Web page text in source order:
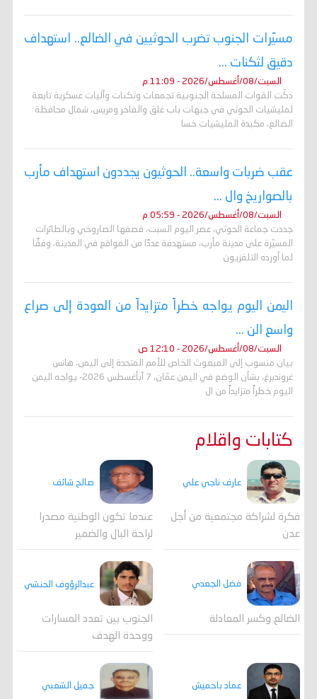
مسيّرات الجنوب تضرب الحوثيين في الضالع.. استهداف
دقيق لثكنات ...
السبت/08/أغسطس/2026 - 11:09 م
دكّت القوات المسلحة الجنوبية تجمعات وثكنات وآليات عسكرية تابعة
لمليشيات الحوثي في جبهات باب غلق والفاخر ومريس، شمال محافظة
الضالع، مكبدة المليشيات خسا
عقب ضربات واسعة.. الحوثيون يجددون استهداف مأرب
بالصواريخ وال ...
السبت/08/أغسطس/2026 - 05:59 م
جددت جماعة الحوثي، عصر اليوم السبت، قصفها الصاروخي وبالطائرات
المسيّرة على مدينة مأرب، مستهدفة عددًا من المواقع في المدينة، وفقًا
لما أورده التلفزيون
اليمن اليوم يواجه خطراً متزايداً من العودة إلى صراع
واسع الن ...
السبت/08/أغسطس/2026 - 12:10 ص
بيان منسوب إلى المبعوث الخاص للأمم المتحدة إلى اليمن، هانس
غروندبرغ، بشأن الوضع في اليمن عمّان، 7 آبأغسطس 2026- يواجه اليمن
اليوم خطراً متزايداً من ال
كتابات واقلام
عارف ناجي علي
فكرة لشراكة مجتمعية من أجل
عدن
صالح شائف
عندما تكون الوطنية مصدرا
لراحة البال والضمير
فضل الجعدي
الضالع وكسر المعادلة
عبدالرؤوف الحنشي
الجنوب بين تعدد المسارات
ووحدة الهدف
عماد باحميش جميل الشعبي